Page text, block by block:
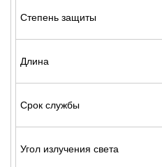
Степень защиты
Длина
Срок службы
Угол излучения света